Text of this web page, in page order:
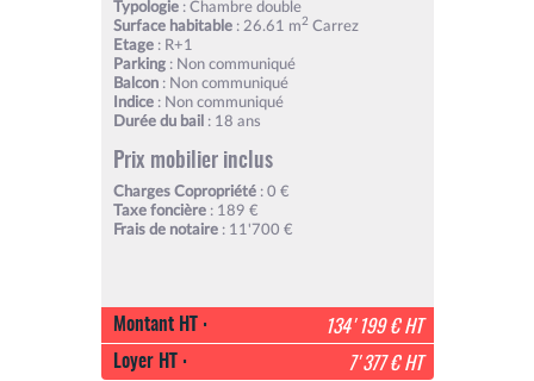
Typologie: Chambre double
Surface habitable : 26.61 m2Carrez
Etage: R+1
Parking: Non communiqué
Balcon: Non communiqué
Indice: Non communiqué
Durée du bail : 18 ans
Prix mobilier inclus
Charges Copropriété: 0 €
Taxe foncière: 189 €
Frais de notaire: 11'700 €
Montant HT :
134'199 € HT
Loyer HT :
7'377 € HT